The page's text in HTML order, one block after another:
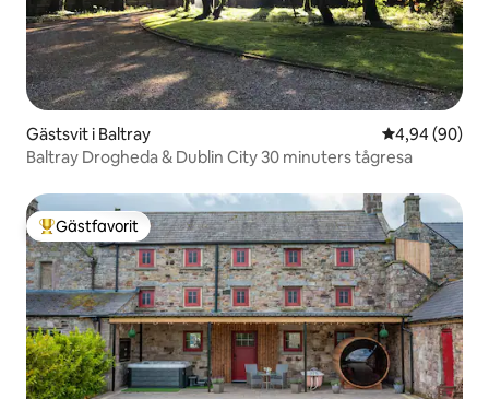
Gästsvit i Baltray 4,94 av 5 i
4,94 (90)
Baltray Drogheda & Dublin City 30 minuters tågresa
Populär gästfavorit
Gästfavorit